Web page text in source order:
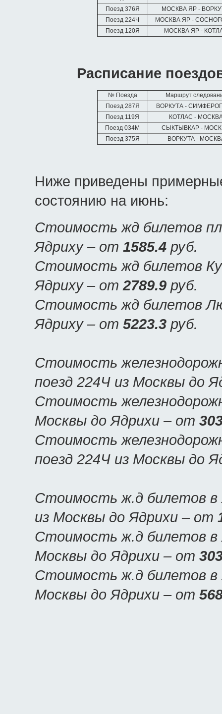
Поезд 376Я
МОСКВА ЯР -
Поезд 224Ч
МОСКВА ЯР -
Поезд 120Я
МОСКВА ЯР -
Расписание
№ Поезда
Маршрут
Поезд 287Я
ВОРКУТА -
Поезд 119Я
КОТЛАС -
Поезд 034М
СЫКТЫВКАР -
Поезд 375Я
ВОРКУТА -
Ниже приведены
состоянию на июнь:
Стоимость жд билетов
Ядриху – от 1585.4 руб.
Стоимость жд билетов
Ядриху – от2789.9 руб.
Стоимость жд билетов
Ядриху – от 5223.3 руб.
Стоимость
поезд 224Ч из Москвы до
Стоимость
Москвы до Ядрихи – от
Стоимость
поезд 224Ч из Москвы до
Стоимость ж.д билетов в
из Москвы до Ядрихи – от
Стоимость ж.д билетов в
Москвы до Ядрихи – от
Стоимость ж.д билетов в
Москвы до Ядрихи – от